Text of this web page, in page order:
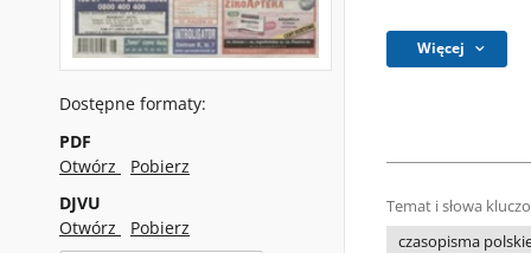
Dostępne formaty:
PDF
Otwórz
Pobierz
DJVU
Otwórz
Pobierz
Więcej
Temat i słowa
czasopisma